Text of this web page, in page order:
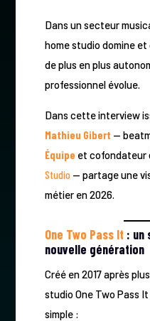
Dans un secteur
home studio domine
de plus en plus
professionnel évolue.
Dans cette interview
Mathieu Gibert —
Équipe et cofondateur
Studio— partage une
métier en 2026.
One Two Pass It : un
nouvelle génération
Créé en 2017 après
studio One Two Pass
simple :